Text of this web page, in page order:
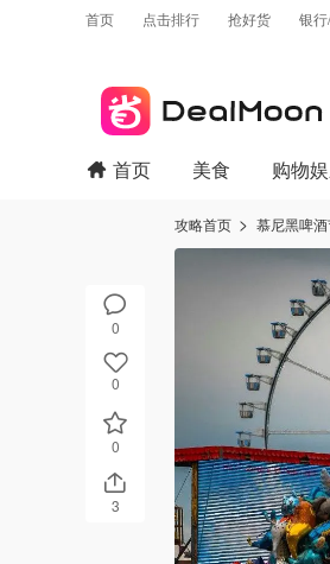
首页 点击排行 抢好货 银
0
0
0
3
首页 美食 购物
攻略首页 慕尼黑啤